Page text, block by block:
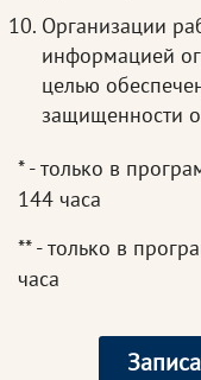
Организации
информацией
целью
защищенности
* - только в
144 часа
** - только в
часа